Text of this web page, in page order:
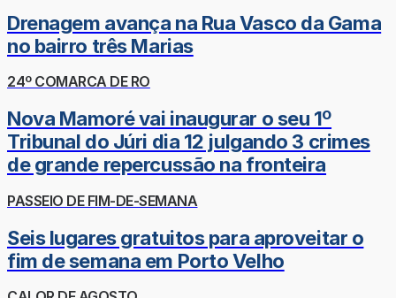
Drenagem avança na Rua Vasco da Gama
no bairro três Marias
24º COMARCA DE RO
Nova Mamoré vai inaugurar o seu 1º
Tribunal do Júri dia 12 julgando 3 crimes
de grande repercussão na fronteira
PASSEIO DE FIM-DE-SEMANA
Seis lugares gratuitos para aproveitar o
fim de semana em Porto Velho